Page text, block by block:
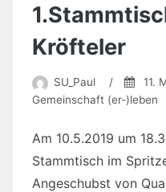
Kröfteler
SU_Paul / 11.
Gemeinschaft (er-)leben
Am 10.5.2019 um
Stammtisch im
Angeschubst von